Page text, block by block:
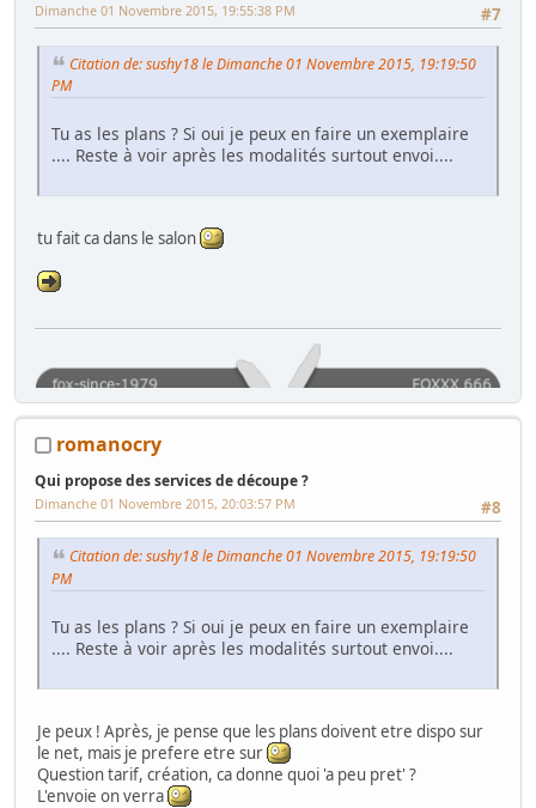
#7
Dimanche 01 Novembre 2015, 19:55:38 PM
Citation de: sushy18 le Dimanche 01 Novembre 2015, 19:19:50
PM
Tu as les plans ? Si oui je peux en faire un exemplaire
.... Reste à voir après les modalités surtout envoi....
tu fait ca dans le salon
romanocry
Qui propose des services de découpe ?
#8
Dimanche 01 Novembre 2015, 20:03:57 PM
Citation de: sushy18 le Dimanche 01 Novembre 2015, 19:19:50
PM
Tu as les plans ? Si oui je peux en faire un exemplaire
.... Reste à voir après les modalités surtout envoi....
Je peux ! Après, je pense que les plans doivent etre dispo sur
le net, mais je prefere etre sur
Question tarif, création, ca donne quoi 'a peu pret' ?
L'envoie on verra